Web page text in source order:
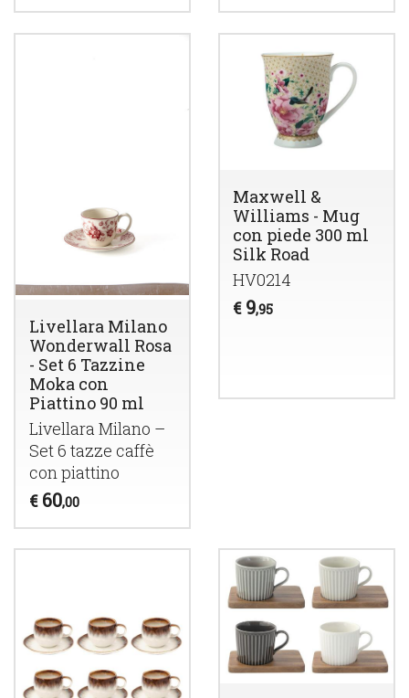
Livellara Milano
Wonderwall Rosa
- Set 6 Tazzine
Moka con
Piattino 90 ml
Livellara Milano –
Set 6 tazze caffè
con piattino
€ 60,00
Maxwell &
Williams - Mug
con piede 300 ml
Silk Road
HV0214
€ 9,95